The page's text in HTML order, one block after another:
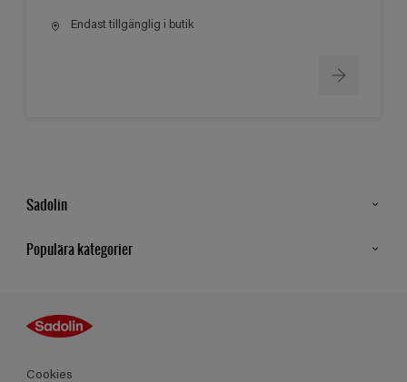
Endast tillgänglig i butik
Sadolin
Populära kategorier
Guides
Kulörer
Produkter
Cookies